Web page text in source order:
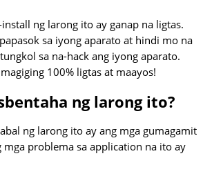
ng larong ito ay ganap na ligtas.
sa iyong aparato at hindi mo na
sa na-hack ang iyong aparato.
100% ligtas at maayos!
ng larong ito?
ng larong ito ay ang mga gumagamit
mga problema sa application na ito ay